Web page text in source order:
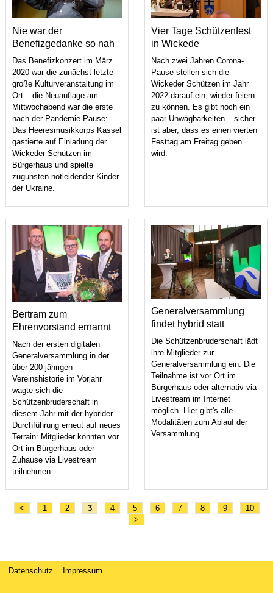
Nie war der
Benefizgedanke so nah
Das Benefizkonzert im März
2020 war die zunächst letzte
große Kulturveranstaltung im
Ort – die Neuauflage am
Mittwochabend war die erste
nach der Pandemie-Pause:
Das Heeresmusikkorps Kassel
gastierte auf Einladung der
Wickeder Schützen im
Bürgerhaus und spielte
zugunsten notleidender Kinder
der Ukraine.
Vier Tage Schützenfest
in Wickede
Nach zwei Jahren Corona-
Pause stellen sich die
Wickeder Schützen im Jahr
2022 darauf ein, wieder feiern
zu können. Es gibt noch ein
paar Unwägbarkeiten – sicher
ist aber, dass es einen vierten
Festtag am Freitag geben
wird.
Bertram zum
Ehrenvorstand ernannt
Nach der ersten digitalen
Generalversammlung in der
über 200-jährigen
Vereinshistorie im Vorjahr
wagte sich die
Schützenbruderschaft in
diesem Jahr mit der hybrider
Durchführung erneut auf neues
Terrain: Mitglieder konnten vor
Ort im Bürgerhaus oder
Zuhause via Livestream
teilnehmen.
Generalversammlung
findet hybrid statt
Die Schützenbruderschaft lädt
ihre Mitglieder zur
Generalversammlung ein. Die
Teilnahme ist vor Ort im
Bürgerhaus oder alternativ via
Livestream im Internet
möglich. Hier gibt's alle
Modalitäten zum Ablauf der
Versammlung.
< 1 2 3 4 5 6 7 8 9
10
>
Datenschutz Impressum